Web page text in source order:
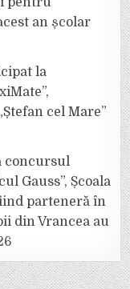
an școlar
la
cel Mare”
concursul
Gauss”, Școala
parteneră în
din Vrancea au